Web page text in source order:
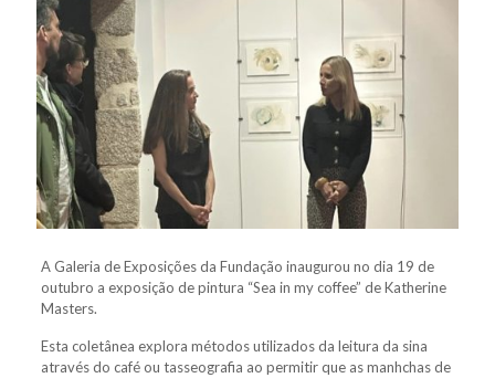
A Galeria de Exposições da Fundação inaugurou no dia 19 de
outubro a exposição de pintura “Sea in my coffee” de Katherine
Masters.
Esta coletânea explora métodos utilizados da leitura da sina
através do café ou tasseografia ao permitir que as manhchas de